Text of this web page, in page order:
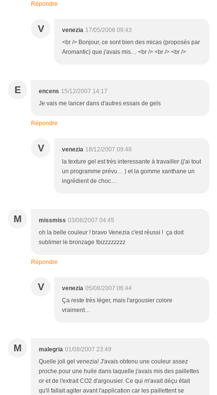
Répondre
V venezia 17/05/2008 09:43
<br /> Bonjour, ce sont bien des micas (proposés par
Aromantic) que j'avais mis… <br /> <br /> <br />
E encens 15/12/2007 14:17
Je vais me lancer dans d'autres essais de gels
Répondre
V venezia 18/12/2007 09:48
la texture gel est très interessante à travailler (j'ai tout
un programme prévu… ) et la gomme xanthane un
ingrédient de choc…
M missmiss 03/08/2007 04:45
oh la belle couleur ! bravo Venezia c'est réussi ! ça doit
sublimer le bronzage !bizzzzzzzz
Répondre
V venezia 05/08/2007 06:44
Ça reste très léger, mais l'argousier colore
vraiment…
M malegria 01/08/2007 23:49
Quelle joli gel venezia! J'avais obtenu une couleur assez
proche pour une huile dans laquelle j'avais mis des paillettes
or et de l'extrait CO2 d'argousier. Ce qui m'avait déçu était
qu'il fallait agiter avant l'application car les paillettent se